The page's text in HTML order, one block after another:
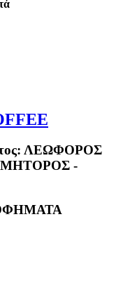
ΛΕΩΦΟΡΟΣ
-